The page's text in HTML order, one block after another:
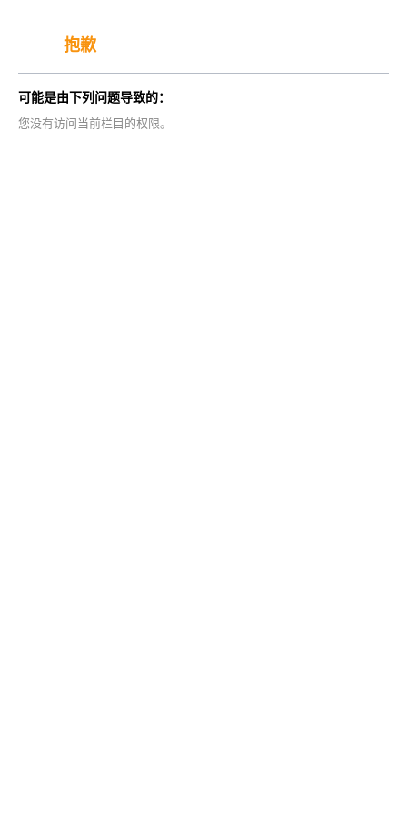
抱歉
可能是由下列问题导致的：
您没有访问当前栏目的权限。